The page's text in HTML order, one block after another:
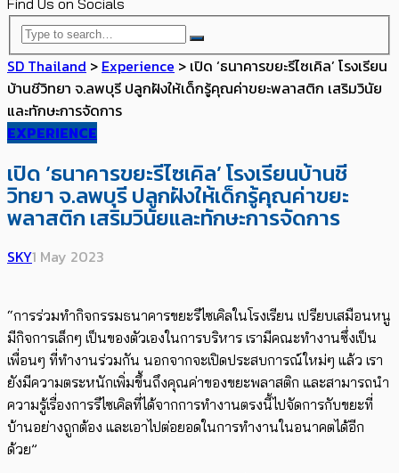
Find Us on Socials
SD Thailand > Experience > เปิด ‘ธนาคารขยะรีไซเคิล’ โรงเรียน
บ้านชีวิทยา จ.ลพบุรี ปลูกฝังให้เด็กรู้คุณค่าขยะพลาสติก เสริมวินัย
และทักษะการจัดการ
EXPERIENCE
เปิด ‘ธนาคารขยะรีไซเคิล’ โรงเรียนบ้านชี
วิทยา จ.ลพบุรี ปลูกฝังให้เด็กรู้คุณค่าขยะ
พลาสติก เสริมวินัยและทักษะการจัดการ
SKY1 May 2023
“การร่วมทำกิจกรรมธนาคารขยะรีไซเคิลในโรงเรียน เปรียบเสมือนหนู
มีกิจการเล็กๆ เป็นของตัวเองในการบริหาร เรามีคณะทำงานซึ่งเป็น
เพื่อนๆ ที่ทำงานร่วมกัน นอกจากจะเปิดประสบการณ์ใหม่ๆ แล้ว เรา
ยังมีความตระหนักเพิ่มขึ้นถึงคุณค่าของขยะพลาสติก และสามารถนำ
ความรู้เรื่องการรีไซเคิลที่ได้จากการทำงานตรงนี้ไปจัดการกับขยะที่
บ้านอย่างถูกต้อง และเอาไปต่อยอดในการทำงานในอนาคตได้อีก
ด้วย”